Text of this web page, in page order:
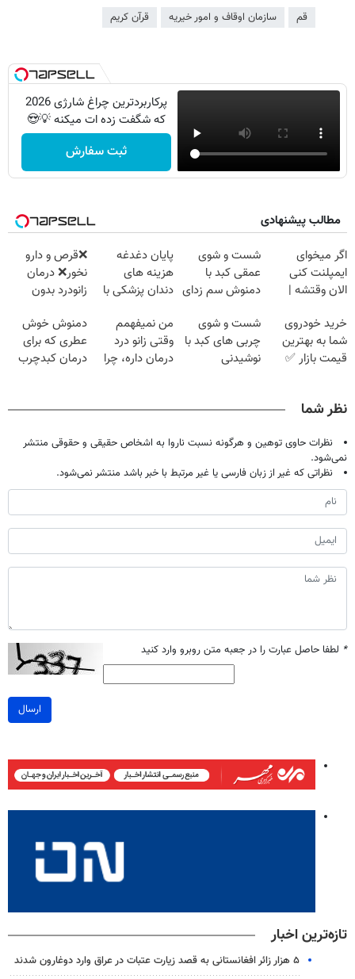
قم سازمان اوقاف و امور خیریه قرآن کریم
پرکاربردترین چراغ شارژی 2026
که شگفت زده ات میکنه 💡😍
ثبت سفارش
مطالب پیشنهادی
اگر میخوای
ایمپلنت کنی
الان وقتشه |
میلیون تومان!!!
شست و شوی
عمقی کبد با
دمنوش سم زدای
پایان دغدغه
هزینه های
دندان پزشکی با
خانگی
❌قرص‌ و دارو
نخور❌ درمان
زانودرد بدون
خرید خودروی
شما به بهترین
قیمت بازار ✅
شست و شوی
چربی های کبد با
نوشیدنی
من نمیفهمم
وقتی زانو درد
درمان داره، چرا
دمنوش خوش
عطری که برای
درمان کبدچرب
نظر شما
نظرات حاوی توهین و هرگونه نسبت ناروا به اشخاص حقیقی و حقوقی منتشر
نمی‌شود.
نظراتی که غیر از زبان فارسی یا غیر مرتبط با خبر باشد منتشر نمی‌شود.
* لطفا حاصل عبارت را در جعبه متن روبرو وارد کنید
ارسال
تازه‌ترین اخبار
۵ هزار زائر افغانستانی به قصد زیارت عتبات در عراق وارد دوغارون شدند